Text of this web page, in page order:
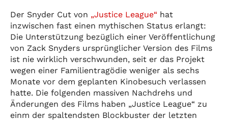
Der Snyder Cut von „Justice League“ hat
inzwischen fast einen mythischen Status erlangt:
Die Unterstützung bezüglich einer Veröffentlichung
von Zack Snyders ursprünglicher Version des Films
ist nie wirklich verschwunden, seit er das Projekt
wegen einer Familientragödie weniger als sechs
Monate vor dem geplanten Kinobesuch verlassen
hatte. Die folgenden massiven Nachdrehs und
Änderungen des Films haben „Justice League“ zu
einm der spaltendsten Blockbuster der letzten